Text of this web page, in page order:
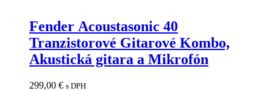
Fender Acoustasonic 40
Tranzistorové Gitarové Kombo,
Akustická gitara a Mikrofón
299,00 € s DPH